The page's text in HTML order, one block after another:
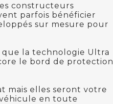
constructeurs
parfois bénéficier
sur mesure pour
que la technologie Ultra
le bord de protection
mais elles seront votre
en toute